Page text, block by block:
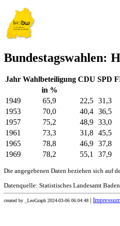
Bundestagswahlen:
Jahr Wahlbeteiligung CDU SPD
in %
1949
65,9 22,5 31,3
1953
70,0 40,4 36,5
1957
75,2 48,9 33,0
1961
73,3 31,8 45,5
1965
78,8 46,9 37,8
1969
78,2 55,1 37,9
Die angegebenen Daten beziehen sich auf
Datenquelle: Statistisches Landesamt
created by _LeoGraph 2024-03-06 06:04:48